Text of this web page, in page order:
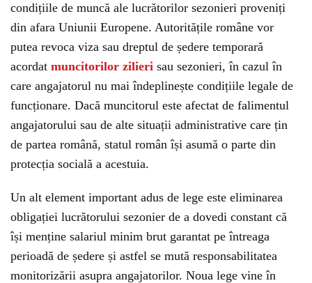
condițiile de muncă ale lucrătorilor sezonieri proveniți
din afara Uniunii Europene. Autoritățile române vor
putea revoca viza sau dreptul de ședere temporară
acordat muncitorilor zilieri sau sezonieri, în cazul în
care angajatorul nu mai îndeplinește condițiile legale de
funcționare. Dacă muncitorul este afectat de falimentul
angajatorului sau de alte situații administrative care țin
de partea română, statul român își asumă o parte din
protecția socială a acestuia.
Un alt element important adus de lege este eliminarea
obligației lucrătorului sezonier de a dovedi constant că
își menține salariul minim brut garantat pe întreaga
perioadă de ședere și astfel se mută responsabilitatea
monitorizării asupra angajatorilor. Noua lege vine în